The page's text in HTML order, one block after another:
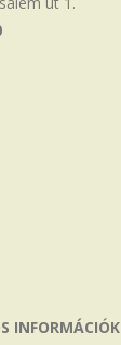
INFORMÁCIÓK